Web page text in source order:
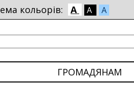
кольорів: A A A
ГРОМАДЯНАМ